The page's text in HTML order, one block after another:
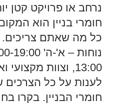
נרחב או פרויקט קטן
חומרי בניין הוא
כל מה שאתם
13:00, וצוות
לענות על כל